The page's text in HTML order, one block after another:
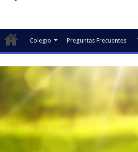
Colegio Preguntas Frecuentes